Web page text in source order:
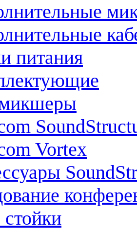
питания
Vortex